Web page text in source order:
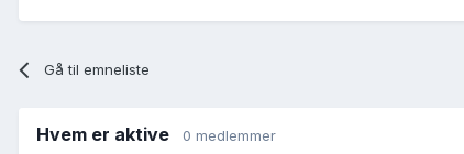
Gå til emneliste
Hvem er aktive 0 medlemmer